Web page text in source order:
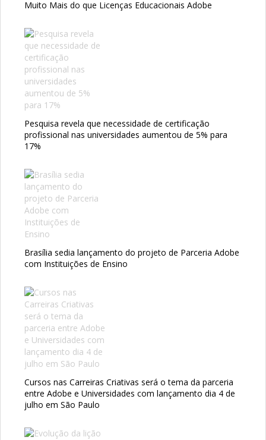
Muito Mais do que Licenças Educacionais Adobe
Pesquisa revela que necessidade de certificação
profissional nas universidades aumentou de 5% para
17%
Brasília sedia lançamento do projeto de Parceria Adobe
com Instituições de Ensino
Cursos nas Carreiras Criativas será o tema da parceria
entre Adobe e Universidades com lançamento dia 4 de
julho em São Paulo